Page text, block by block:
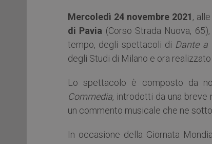
Mercoledì 24 novembre 2021, alle
di Pavia (Corso Strada Nuova,
tempo, degli spettacoli di Dante a
degli Studi di Milano e ora
Lo spettacolo è composto da
Commedia, introdotti da una breve
un commento musicale che ne
In occasione della Giornata